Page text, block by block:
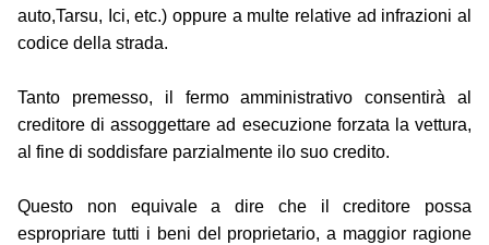
auto,Tarsu, Ici, etc.) oppure a multe relative ad infrazioni al
codice della strada.
Tanto premesso, il fermo amministrativo consentirà al
creditore di assoggettare ad esecuzione forzata la vettura,
al fine di soddisfare parzialmente ilo suo credito.
Questo non equivale a dire che il creditore possa
espropriare tutti i beni del proprietario, a maggior ragione